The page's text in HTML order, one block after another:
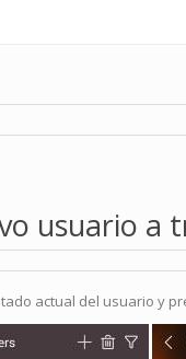
usuario a
actual del usuario y